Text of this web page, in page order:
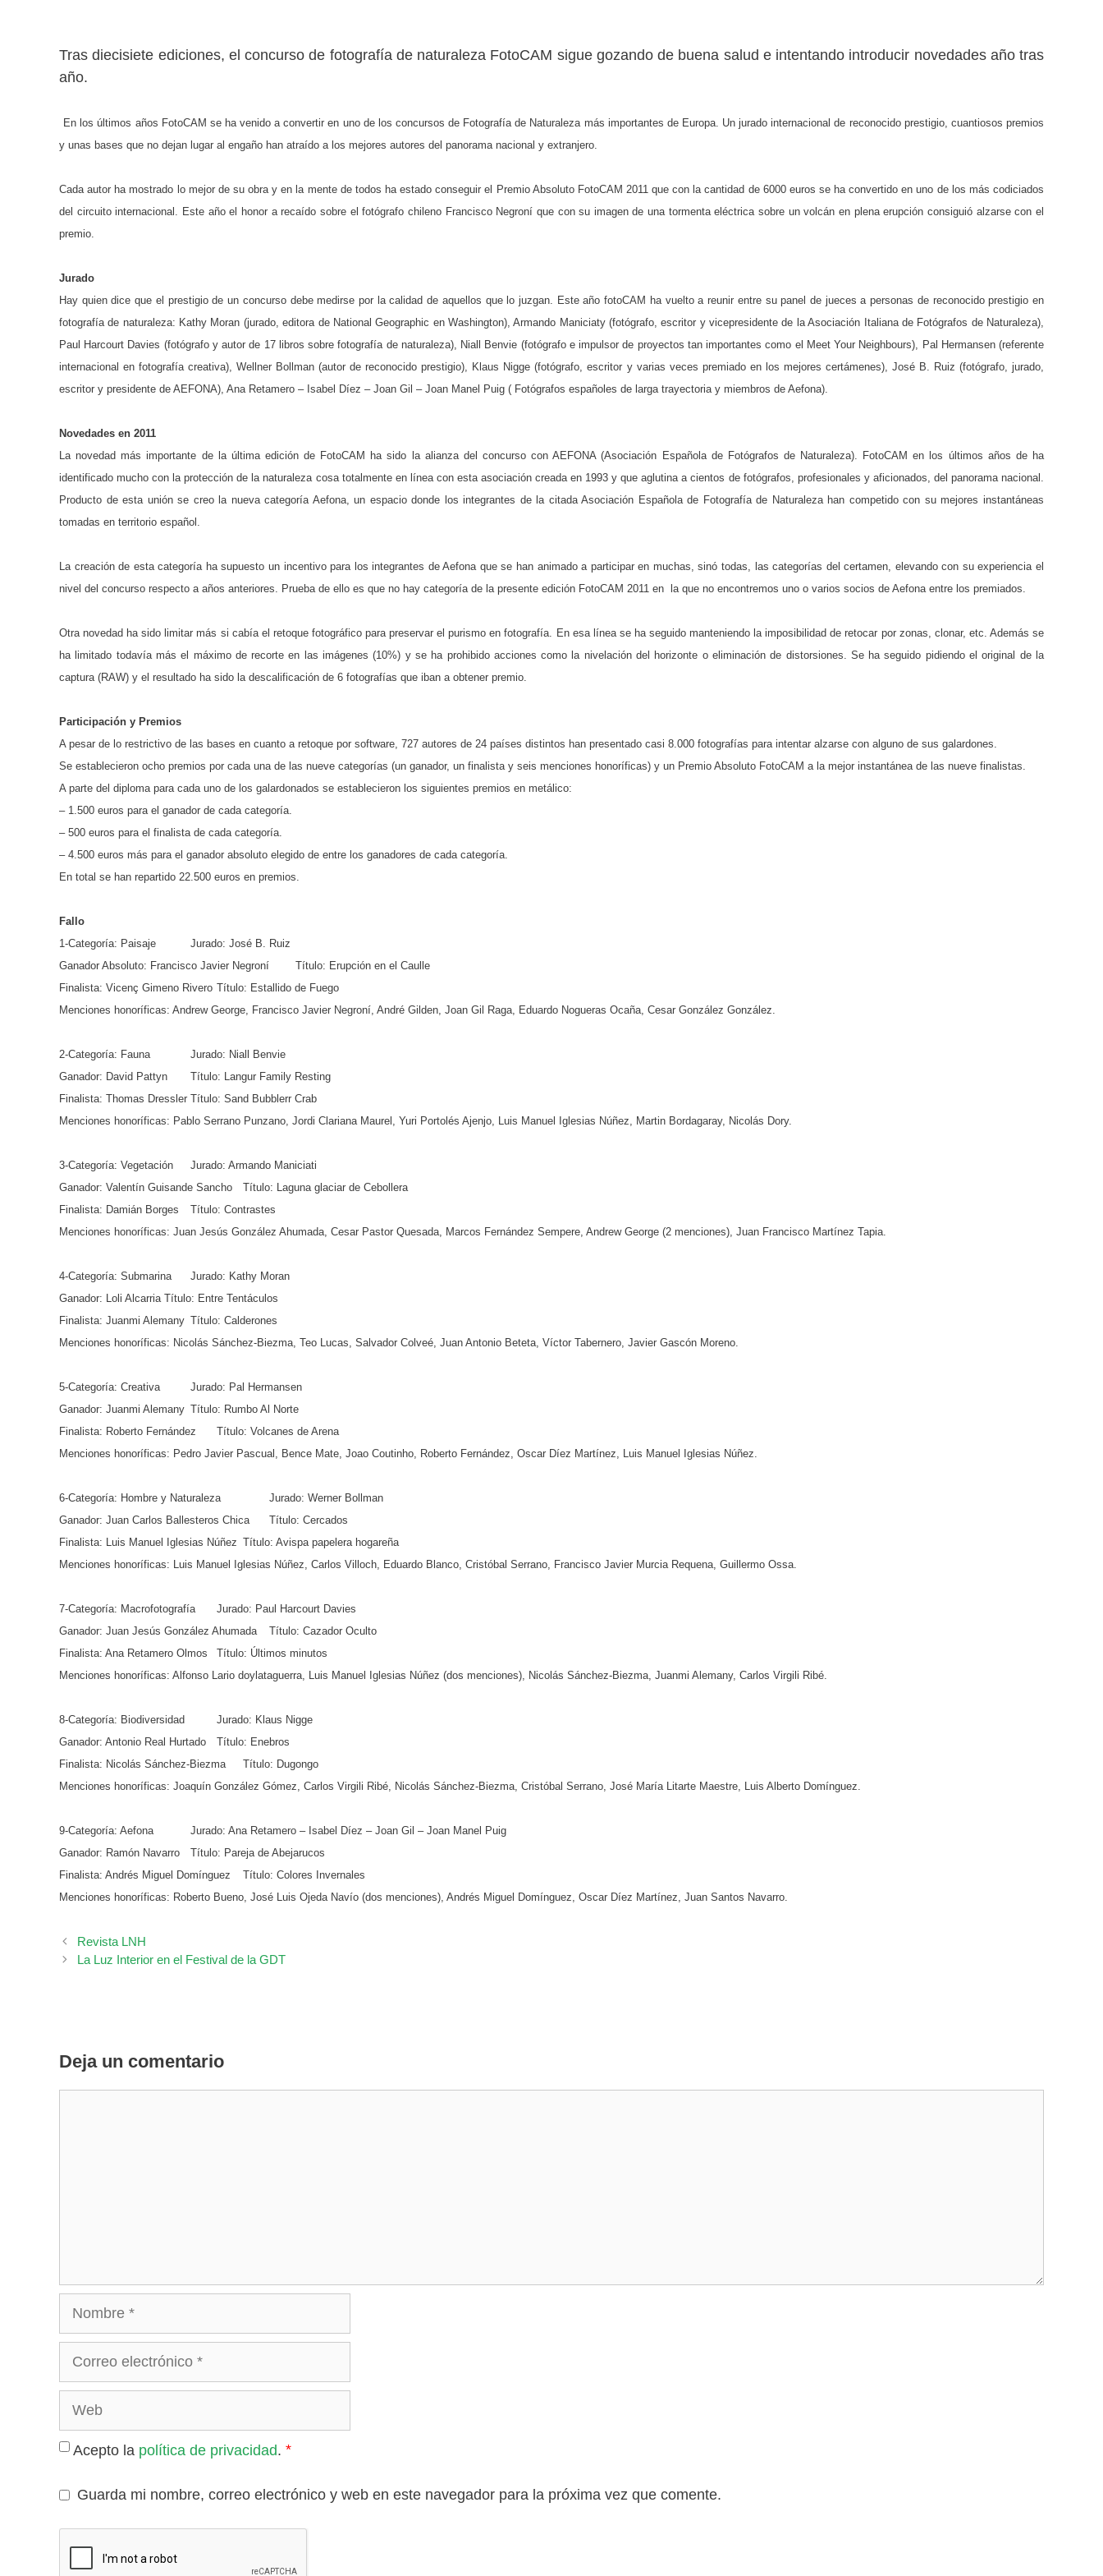
Tras diecisiete ediciones, el concurso de fotografía de naturaleza FotoCAM sigue gozando de buena salud e intentando introducir novedades año tras
año.
En los últimos años FotoCAM se ha venido a convertir en uno de los concursos de Fotografía de Naturaleza más importantes de Europa. Un jurado internacional de reconocido prestigio, cuantiosos premios
y unas bases que no dejan lugar al engaño han atraído a los mejores autores del panorama nacional y extranjero.
Cada autor ha mostrado lo mejor de su obra y en la mente de todos ha estado conseguir el Premio Absoluto FotoCAM 2011 que con la cantidad de 6000 euros se ha convertido en uno de los más codiciados
del circuito internacional. Este año el honor a recaído sobre el fotógrafo chileno Francisco Negroní que con su imagen de una tormenta eléctrica sobre un volcán en plena erupción consiguió alzarse con el
premio.
Jurado
Hay quien dice que el prestigio de un concurso debe medirse por la calidad de aquellos que lo juzgan. Este año fotoCAM ha vuelto a reunir entre su panel de jueces a personas de reconocido prestigio en
fotografía de naturaleza: Kathy Moran (jurado, editora de National Geographic en Washington), Armando Maniciaty (fotógrafo, escritor y vicepresidente de la Asociación Italiana de Fotógrafos de Naturaleza),
Paul Harcourt Davies (fotógrafo y autor de 17 libros sobre fotografía de naturaleza), Niall Benvie (fotógrafo e impulsor de proyectos tan importantes como el Meet Your Neighbours), Pal Hermansen (referente
internacional en fotografía creativa), Wellner Bollman (autor de reconocido prestigio), Klaus Nigge (fotógrafo, escritor y varias veces premiado en los mejores certámenes), José B. Ruiz (fotógrafo, jurado,
escritor y presidente de AEFONA), Ana Retamero – Isabel Díez – Joan Gil – Joan Manel Puig ( Fotógrafos españoles de larga trayectoria y miembros de Aefona).
Novedades en 2011
La novedad más importante de la última edición de FotoCAM ha sido la alianza del concurso con AEFONA (Asociación Española de Fotógrafos de Naturaleza). FotoCAM en los últimos años de ha
identificado mucho con la protección de la naturaleza cosa totalmente en línea con esta asociación creada en 1993 y que aglutina a cientos de fotógrafos, profesionales y aficionados, del panorama nacional.
Producto de esta unión se creo la nueva categoría Aefona, un espacio donde los integrantes de la citada Asociación Española de Fotografía de Naturaleza han competido con su mejores instantáneas
tomadas en territorio español.
La creación de esta categoría ha supuesto un incentivo para los integrantes de Aefona que se han animado a participar en muchas, sinó todas, las categorías del certamen, elevando con su experiencia el
nivel del concurso respecto a años anteriores. Prueba de ello es que no hay categoría de la presente edición FotoCAM 2011 en la que no encontremos uno o varios socios de Aefona entre los premiados.
Otra novedad ha sido limitar más si cabía el retoque fotográfico para preservar el purismo en fotografía. En esa línea se ha seguido manteniendo la imposibilidad de retocar por zonas, clonar, etc. Además se
ha limitado todavía más el máximo de recorte en las imágenes (10%) y se ha prohibido acciones como la nivelación del horizonte o eliminación de distorsiones. Se ha seguido pidiendo el original de la
captura (RAW) y el resultado ha sido la descalificación de 6 fotografías que iban a obtener premio.
Participación y Premios
A pesar de lo restrictivo de las bases en cuanto a retoque por software, 727 autores de 24 países distintos han presentado casi 8.000 fotografías para intentar alzarse con alguno de sus galardones.
Se establecieron ocho premios por cada una de las nueve categorías (un ganador, un finalista y seis menciones honoríficas) y un Premio Absoluto FotoCAM a la mejor instantánea de las nueve finalistas.
A parte del diploma para cada uno de los galardonados se establecieron los siguientes premios en metálico:
– 1.500 euros para el ganador de cada categoría.
– 500 euros para el finalista de cada categoría.
– 4.500 euros más para el ganador absoluto elegido de entre los ganadores de cada categoría.
En total se han repartido 22.500 euros en premios.
Fallo
1-Categoría: Paisaje
Jurado: José B. Ruiz
Ganador Absoluto: Francisco Javier Negroní
Título: Erupción en el Caulle
Finalista: Vicenç Gimeno Rivero Título: Estallido de Fuego
Menciones honoríficas: Andrew George, Francisco Javier Negroní, André Gilden, Joan Gil Raga, Eduardo Nogueras Ocaña, Cesar González González.
2-Categoría: Fauna
Jurado: Niall Benvie
Ganador: David Pattyn
Título: Langur Family Resting
Finalista: Thomas Dressler Título: Sand Bubblerr Crab
Menciones honoríficas: Pablo Serrano Punzano, Jordi Clariana Maurel, Yuri Portolés Ajenjo, Luis Manuel Iglesias Núñez, Martin Bordagaray, Nicolás Dory.
3-Categoría: Vegetación
Jurado: Armando Maniciati
Ganador: Valentín Guisande Sancho
Título: Laguna glaciar de Cebollera
Finalista: Damián Borges
Título: Contrastes
Menciones honoríficas: Juan Jesús González Ahumada, Cesar Pastor Quesada, Marcos Fernández Sempere, Andrew George (2 menciones), Juan Francisco Martínez Tapia.
4-Categoría: Submarina
Jurado: Kathy Moran
Ganador: Loli Alcarria Título: Entre Tentáculos
Finalista: Juanmi Alemany Título: Calderones
Menciones honoríficas: Nicolás Sánchez-Biezma, Teo Lucas, Salvador Colveé, Juan Antonio Beteta, Víctor Tabernero, Javier Gascón Moreno.
5-Categoría: Creativa
Jurado: Pal Hermansen
Ganador: Juanmi Alemany Título: Rumbo Al Norte
Finalista: Roberto Fernández
Título: Volcanes de Arena
Menciones honoríficas: Pedro Javier Pascual, Bence Mate, Joao Coutinho, Roberto Fernández, Oscar Díez Martínez, Luis Manuel Iglesias Núñez.
6-Categoría: Hombre y Naturaleza
Jurado: Werner Bollman
Ganador: Juan Carlos Ballesteros Chica
Título: Cercados
Finalista: Luis Manuel Iglesias Núñez Título: Avispa papelera hogareña
Menciones honoríficas: Luis Manuel Iglesias Núñez, Carlos Villoch, Eduardo Blanco, Cristóbal Serrano, Francisco Javier Murcia Requena, Guillermo Ossa.
7-Categoría: Macrofotografía
Jurado: Paul Harcourt Davies
Ganador: Juan Jesús González Ahumada
Título: Cazador Oculto
Finalista: Ana Retamero Olmos
Título: Últimos minutos
Menciones honoríficas: Alfonso Lario doylataguerra, Luis Manuel Iglesias Núñez (dos menciones), Nicolás Sánchez-Biezma, Juanmi Alemany, Carlos Virgili Ribé.
8-Categoría: Biodiversidad
Jurado: Klaus Nigge
Ganador: Antonio Real Hurtado
Título: Enebros
Finalista: Nicolás Sánchez-Biezma
Título: Dugongo
Menciones honoríficas: Joaquín González Gómez, Carlos Virgili Ribé, Nicolás Sánchez-Biezma, Cristóbal Serrano, José María Litarte Maestre, Luis Alberto Domínguez.
9-Categoría: Aefona
Jurado: Ana Retamero – Isabel Díez – Joan Gil – Joan Manel Puig
Ganador: Ramón Navarro
Título: Pareja de Abejarucos
Finalista: Andrés Miguel Domínguez
Título: Colores Invernales
Menciones honoríficas: Roberto Bueno, José Luis Ojeda Navío (dos menciones), Andrés Miguel Domínguez, Oscar Díez Martínez, Juan Santos Navarro.
Revista LNH
La Luz Interior en el Festival de la GDT
Deja un comentario
Acepto la política de privacidad. *
Guarda mi nombre, correo electrónico y web en este navegador para la próxima vez que comente.